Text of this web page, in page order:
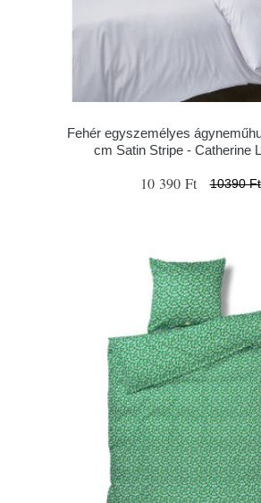
Fehér egyszemélyes
cm Satin Stripe - Catherine
10 390 Ft 10390 Ft